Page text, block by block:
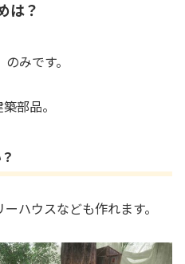
は？
みです。
部品。
ハウスなども作れます。